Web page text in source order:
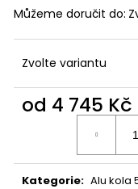
Můžeme doručit do:
Zvolte variantu
od 4 745 Kč
Kategorie: Alu kola